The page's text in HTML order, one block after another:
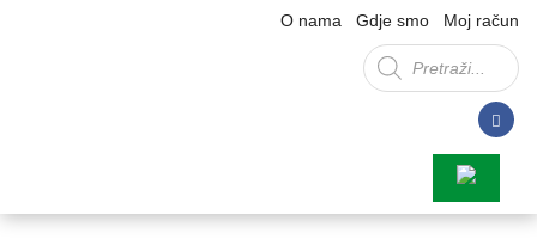
O nama Gdje smo Moj račun
Products
search